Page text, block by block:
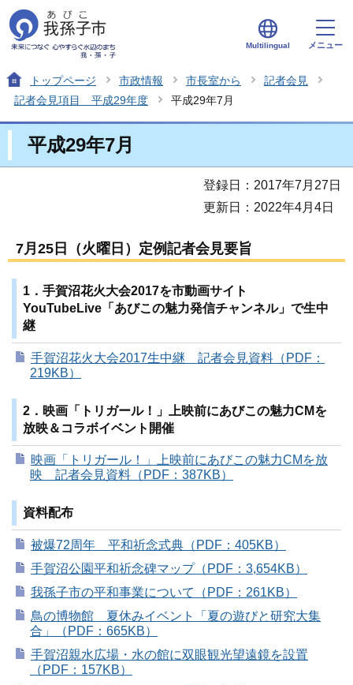
Multilingual メニュー
トップページ 市政情報 市長室から
記者会見
記者会見項目 平成29年度
平成29年7月
平成29年7月
登録日：2017年7月27日
更新日：2022年4月4日
7月25日（火曜日）定例記者会見要旨
1．手賀沼花火大会2017を市動画サイト
YouTubeLive「あびこの魅力発信チャンネル」で生中
継
手賀沼花火大会2017生中継 記者会見資料（PDF：
219KB）
2．映画「トリガール！」上映前にあびこの魅力CMを
放映＆コラボイベント開催
映画「トリガール！」上映前にあびこの魅力CMを放
映 記者会見資料（PDF：387KB）
資料配布
被爆72周年 平和祈念式典（PDF：405KB）
手賀沼公園平和祈念碑マップ（PDF：3,654KB）
我孫子市の平和事業について（PDF：261KB）
鳥の博物館 夏休みイベント「夏の遊びと研究大集
合」（PDF：665KB）
手賀沼親水広場・水の館に双眼観光望遠鏡を設置
（PDF：157KB）